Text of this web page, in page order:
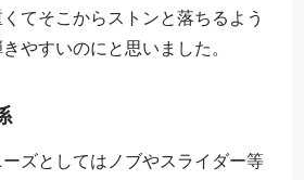
てそこからストンと落ちるよう
やすいのにと思いました。
ズとしてはノブやスライダー等